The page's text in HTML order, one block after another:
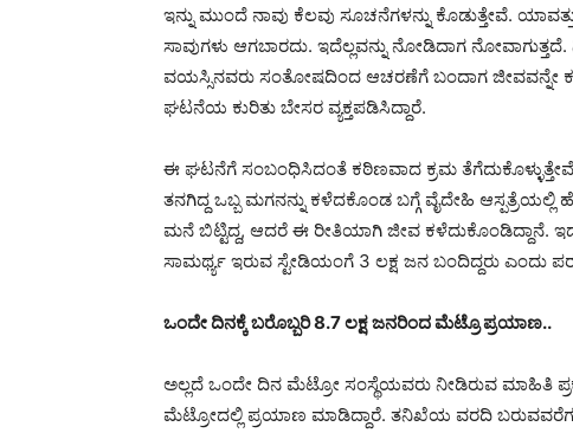
ಇನ್ನು ಮುಂದೆ ನಾವು ಕೆಲವು ಸೂಚನೆಗಳನ್ನು ಕೊಡುತ್ತೇವೆ.
ಸಾವುಗಳು ಆಗಬಾರದು. ಇದೆಲ್ಲವನ್ನು ನೋಡಿದಾಗ
ವಯಸ್ಸಿನವರು ಸಂತೋಷದಿಂದ ಆಚರಣೆಗೆ ಬಂದಾಗ ಜೀವವನ್ನೇ‌
ಘಟನೆಯ ಕುರಿತು ಬೇಸರ ವ್ಯಕ್ತಪಡಿಸಿದ್ದಾರೆ.
ಈ ಘಟನೆಗೆ ಸಂಬಂಧಿಸಿದಂತೆ ಕಠಿಣವಾದ ಕ್ರಮ ತೆಗೆದುಕೊಳ್ಳುತ್ತೇವೆ.
ತನಗಿದ್ದ ಒಬ್ಬ ಮಗನನ್ನು ಕಳೆದಕೊಂಡ ಬಗ್ಗೆ ವೈದೇಹಿ
ಮನೆ ಬಿಟ್ಟಿದ್ದ, ಆದರೆ ಈ ರೀತಿಯಾಗಿ ಜೀವ ಕಳೆದುಕೊಂಡಿದ್ದಾನೆ.
ಸಾಮರ್ಥ್ಯ ಇರುವ ಸ್ಟೇಡಿಯಂಗೆ 3 ಲಕ್ಷ‌ ಜನ ಬಂದಿದ್ದರು ಎಂದು
ಒಂದೇ ದಿನಕ್ಕೆ ಬರೊಬ್ಬರಿ 8.7 ಲಕ್ಷ ಜನರಿಂದ ಮೆಟ್ರೊ ಪ್ರಯಾಣ..
ಅಲ್ಲದೆ ಒಂದೇ ದಿನ ಮೆಟ್ರೋ ಸಂಸ್ಥೆಯವರು ನೀಡಿರುವ ಮಾಹಿತಿ
ಮೆಟ್ರೋದಲ್ಲಿ ಪ್ರಯಾಣ‌ ಮಾಡಿದ್ದಾರೆ. ತನಿಖೆಯ ವರದಿ